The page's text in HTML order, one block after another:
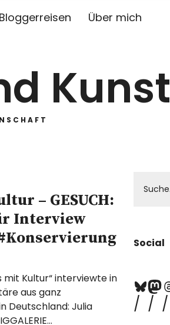
Bloggerreisen Über mich
Kunst
– GESUCH:
Interview
mit Kultur“ interviewte in
aus ganz
Deutschland: Julia
Social